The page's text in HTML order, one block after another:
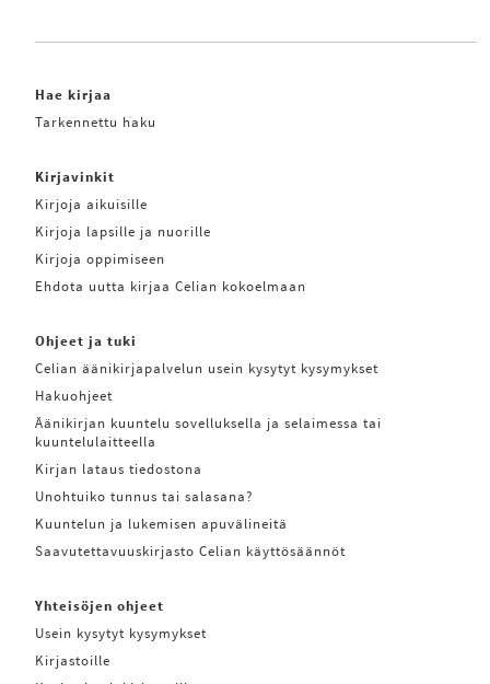
Hae kirjaa
Tarkennettu haku
Kirjavinkit
Kirjoja aikuisille
Kirjoja lapsille ja nuorille
Kirjoja oppimiseen
Ehdota uutta kirjaa Celian kokoelmaan
Ohjeet ja tuki
Celian äänikirjapalvelun usein kysytyt kysymykset
Hakuohjeet
Äänikirjan kuuntelu sovelluksella ja selaimessa tai
kuuntelulaitteella
Kirjan lataus tiedostona
Unohtuiko tunnus tai salasana?
Kuuntelun ja lukemisen apuvälineitä
Saavutettavuuskirjasto Celian käyttösäännöt
Yhteisöjen ohjeet
Usein kysytyt kysymykset
Kirjastoille